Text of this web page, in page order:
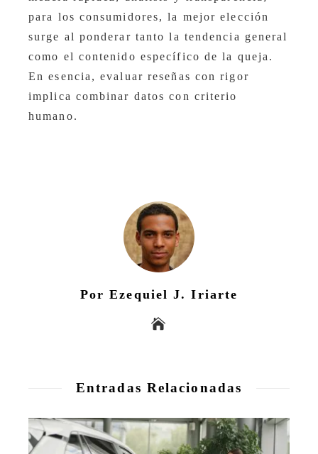
para los consumidores, la mejor elección
surge al ponderar tanto la tendencia general
como el contenido específico de la queja.
En esencia, evaluar reseñas con rigor
implica combinar datos con criterio
humano.
Por Ezequiel J. Iriarte
Entradas Relacionadas